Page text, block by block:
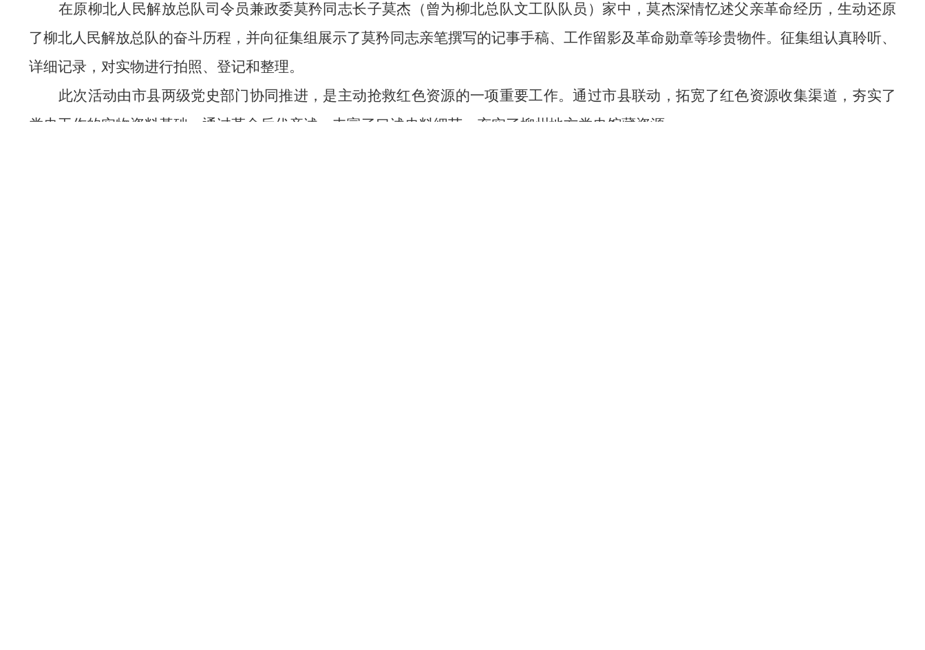
在原柳北人民解放总队司令员兼政委莫矜同志长子莫杰（曾为柳北总队文工队队员）家中，莫杰深情忆述父亲革命经历，生动还原
了柳北人民解放总队的奋斗历程，并向征集组展示了莫矜同志亲笔撰写的记事手稿、工作留影及革命勋章等珍贵物件。征集组认真聆听、
详细记录，对实物进行拍照、登记和整理。
此次活动由市县两级党史部门协同推进，是主动抢救红色资源的一项重要工作。通过市县联动，拓宽了红色资源收集渠道，夯实了
党史工作的实物资料基础。通过革命后代亲述，丰富了口述史料细节，充实了柳州地方党史馆藏资源。